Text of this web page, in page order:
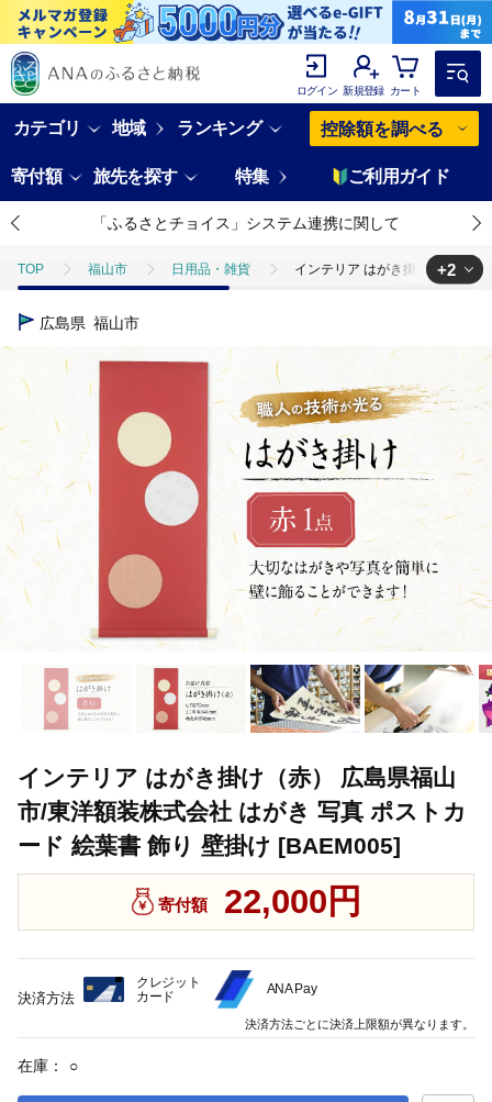
ログイン 新規登録 カート
カテゴリ 地域 ランキング 控除額を調べる
寄付額 旅先を探す 特集 ご利用ガイド
「ふるさとチョイス」システム連携に関して
TOP 福山市 日用品・雑貨 インテリア はがき掛け（赤）
TOP
インテリア雑貨 インテリア はがき掛
+2
広島県 福山市
インテリア はがき掛け（赤） 広島県福山
市/東洋額装株式会社 はがき 写真 ポストカ
ード 絵葉書 飾り 壁掛け [BAEM005]
寄付額 22,000円
在庫： ○
決済方法
クレジット
カード
ANA Pay
決済方法ごとに決済上限額が異なります。